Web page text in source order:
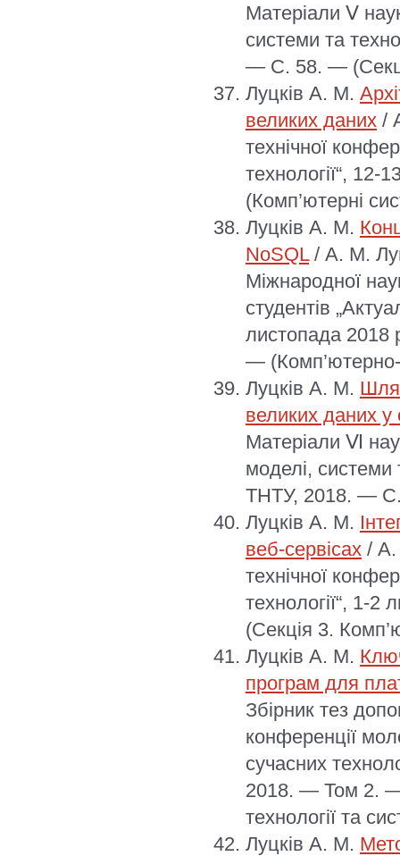
Матеріали Ⅴ
системи та
— С. 58. —
Луцків А. М.
великих даних /
технічної
технології“,
(Комп’ютерні
Луцків А. М.
NoSQL/ А. М.
Міжнародної
студентів
листопада
— (Комп’ютерно-
Луцків А. М.
великих даних
Матеріали Ⅵ
моделі, системи
ТНТУ, 2018. — С.
Луцків А. М.
веб-сервісах / А.
технічної
технології“,
(Секція 3.
Луцків А. М.
програм для
Збірник тез
конференції
сучасних
2018. — Том 2. —
технології та
Луцків А. М.